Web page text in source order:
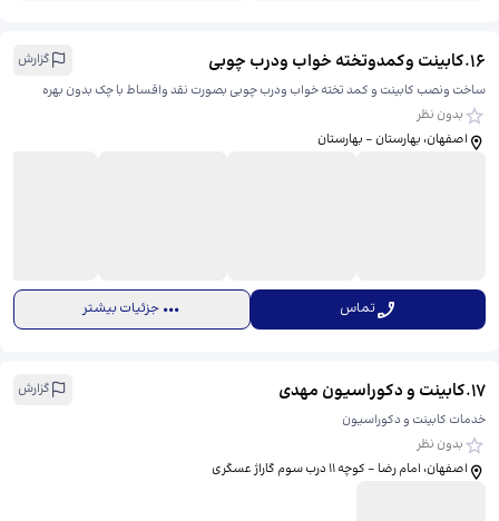
16
.کابینت وکمدوتخته خواب ودرب چوبی
گزارش
ساخت ونصب کابینت و کمد تخته خواب ودرب چوبی بصورت نقد واقساط با چک بدون بهره
بدون نظر
اصفهان، بهارستان - بهارستان
تماس جزئیات بیشتر
17
.کابینت و دکوراسیون مهدی
گزارش
خدمات کابینت و دکوراسیون
بدون نظر
اصفهان، امام رضا - کوچه 11 درب سوم گاراژ عسگری